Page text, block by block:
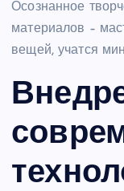
Осознанное
материалов –
вещей, учатся